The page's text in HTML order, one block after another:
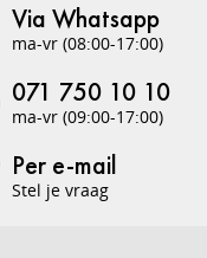
Via Whatsapp
ma-vr (08:00-17:00)
071 750 10 10
ma-vr (09:00-17:00)
Per e-mail
Stel je vraag